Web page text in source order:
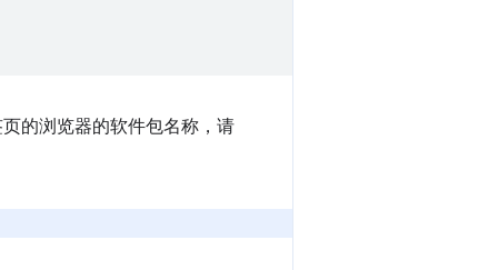
的浏览器的软件包名称，请